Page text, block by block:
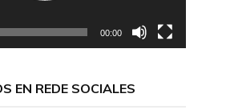
00:00
EN REDE SOCIALES